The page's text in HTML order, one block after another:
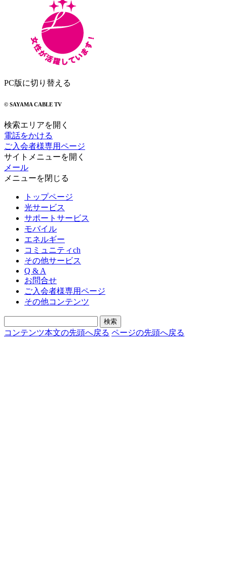
PC版に切り替える
© SAYAMA CABLE TV
検索エリアを開く
電話をかける
ご入会者様専用ページ
サイトメニューを開く
メール
メニューを閉じる
トップページ
光サービス
サポートサービス
モバイル
エネルギー
コミュニティch
その他サービス
Q & A
お問合せ
ご入会者様専用ページ
その他コンテンツ
コンテンツ本文の先頭へ戻る ページの先頭へ戻る